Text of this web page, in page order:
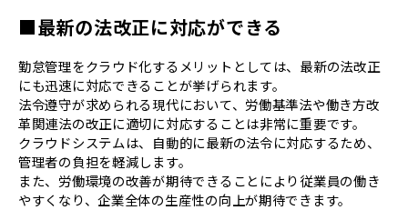
■最新の法改正に対応ができる
勤怠管理をクラウド化するメリットとしては、最新の法改正
にも迅速に対応できることが挙げられます。
法令遵守が求められる現代において、労働基準法や働き方改
革関連法の改正に適切に対応することは非常に重要です。
クラウドシステムは、自動的に最新の法令に対応するため、
管理者の負担を軽減します。
また、労働環境の改善が期待できることにより従業員の働き
やすくなり、企業全体の生産性の向上が期待できます。